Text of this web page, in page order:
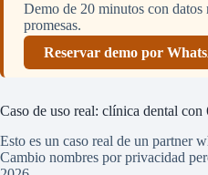
Demo de 20 minutos con datos
promesas.
Reservar demo por
Caso de uso real: clínica dental con
Esto es un caso real de un partner
Cambio nombres por privacidad